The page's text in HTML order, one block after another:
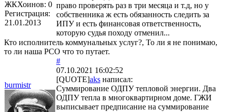
ЖКХоинов: 0
Регистрация:
21.01.2013
право проверять раз в три месяца и т.д, но у
собственника ж есть обязанность следить за
ИПУ и есть финансовая ответственность,
которую судья походу отменил...
Кто исполнитель коммунальных услуг?, То ли я не понимаю,
то ли наша РСО что то путает.
burmistr
#
07.10.2021 16:02:52
[QUOTE]aks написал:
Суммирование ОДПУ тепловой энергии. Два
ОДПУ тепла в многоквартирном доме. ГЖИ
выписывает предписание на суммирование